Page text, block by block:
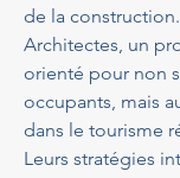
de la
Architectes, un
orienté pour non
occupants, mais
dans le tourisme
Leurs stratégies